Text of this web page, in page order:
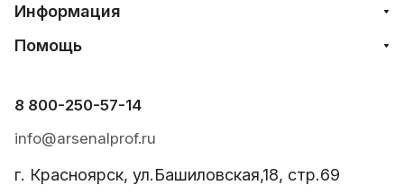
Информация
Помощь
8 800-250-57-14
info@arsenalprof.ru
г. Красноярск, ул.Башиловская,18, стр.69